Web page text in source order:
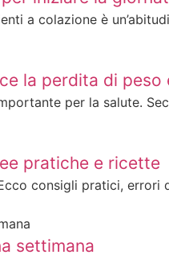
a colazione è
la perdita di peso
per la salute.
pratiche e ricette
consigli pratici, errori
settimana